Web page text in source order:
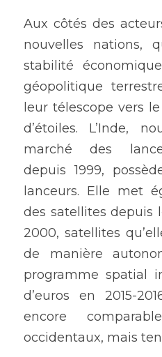
Aux côtés des
nouvelles nations,
stabilité
géopolitique
leur télescope vers
d’étoiles. L’Inde,
marché des
depuis 1999,
lanceurs. Elle met
des satellites depuis
2000, satellites
de manière
programme spatial
d’euros en 2015-
encore
occidentaux, mais